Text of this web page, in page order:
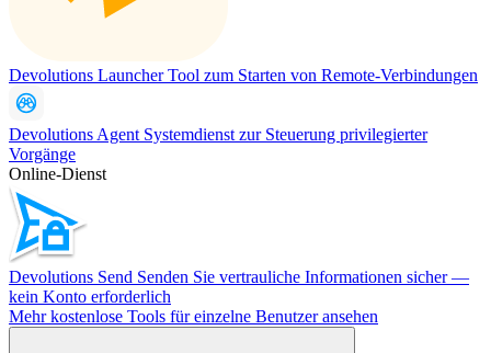
Devolutions LauncherTool zum Starten von Remote-Verbindungen
Devolutions Agent Systemdienst zur Steuerung privilegierter
Vorgänge
Online-Dienst
Devolutions Send Senden Sie vertrauliche Informationen sicher —
kein Konto erforderlich
Mehr kostenlose Tools für einzelne Benutzer ansehen